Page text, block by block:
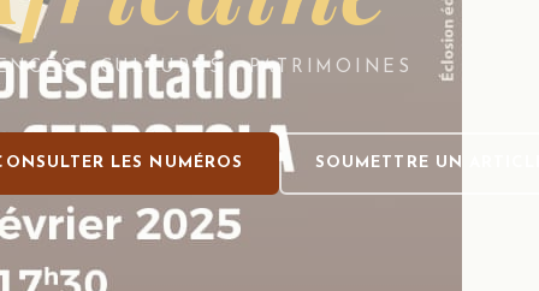
· CULTURES · PATRIMOINES
LES NUMÉROS SOUMETTRE UN